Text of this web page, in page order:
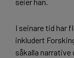
I seinare tid har
inkludert
såkalla narrative